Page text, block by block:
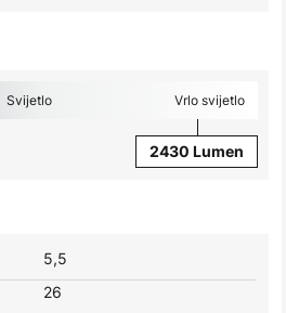
Svijetlo Vrlo svijetlo
2430 Lumen
5,5
26